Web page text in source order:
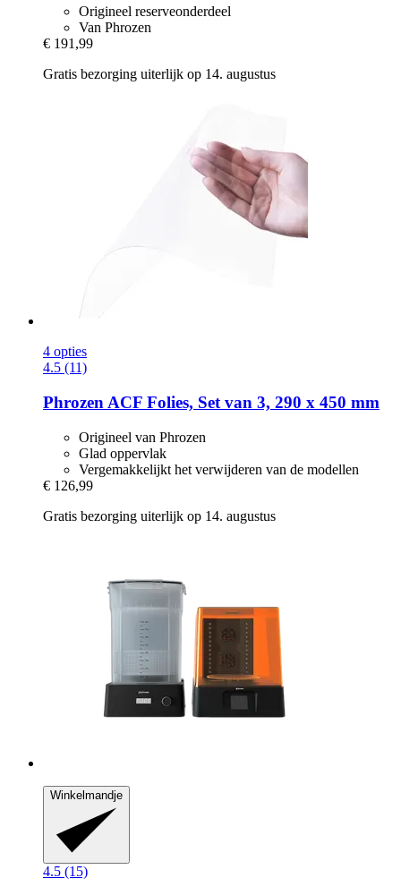
Origineel reserveonderdeel
Van Phrozen
€ 191,99
Gratis bezorging uiterlijk op 14. augustus
4 opties
4.5 (11)
Phrozen ACF Folies, Set van 3, 290 x 450 mm
Origineel van Phrozen
Glad oppervlak
Vergemakkelijkt het verwijderen van de modellen
€ 126,99
Gratis bezorging uiterlijk op 14. augustus
Winkelmandje
4.5 (15)